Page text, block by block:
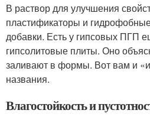
В раствор для улучшения
пластификаторы и
добавки. Есть у гипсовых ПГП
гипсолитовые плиты. Оно
заливают в формы. Вот вам и
названия.
Влагостойкость и